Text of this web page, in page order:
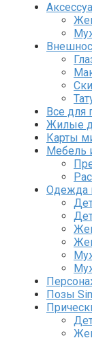
Все для
Жилые
Карты
Мебель
Одежда
Позы